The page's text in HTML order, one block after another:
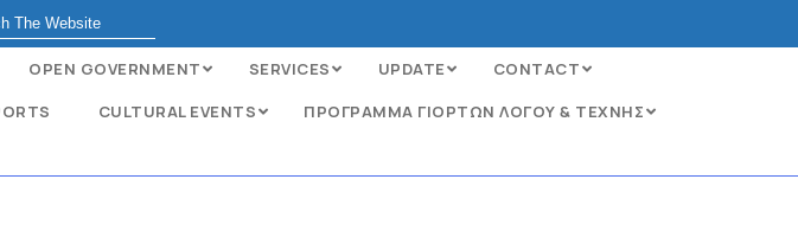
OPEN GOVERNMENT SERVICES UPDATE
CONTACT
CULTURAL EVENTS
ΠΡΟΓΡΑΜΜΑ ΓΙΟΡΤΩΝ ΛΟΓΟΥ & ΤΕΧΝΗΣ